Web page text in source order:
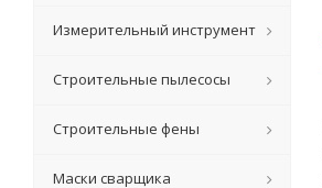
Измерительный инструмент
Строительные пылесосы
Строительные фены
Маски сварщика